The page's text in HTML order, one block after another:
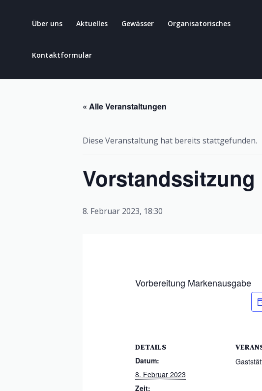
Über uns Aktuelles Gewässer Organisatorisches
Kontaktformular
« Alle Veranstaltungen
Diese Veranstaltung hat bereits stattgefunden.
Vorstandssitzung
8. Februar 2023, 18:30
Vorbereitung Markenausgabe
DETAILS
Datum:
8. Februar 2023
Zeit: